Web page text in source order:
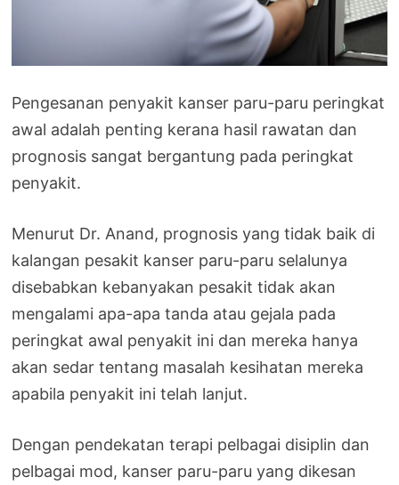
Pengesanan penyakit kanser paru-paru peringkat
awal adalah penting kerana hasil rawatan dan
prognosis sangat bergantung pada peringkat
penyakit.
Menurut Dr. Anand, prognosis yang tidak baik di
kalangan pesakit kanser paru-paru selalunya
disebabkan kebanyakan pesakit tidak akan
mengalami apa-apa tanda atau gejala pada
peringkat awal penyakit ini dan mereka hanya
akan sedar tentang masalah kesihatan mereka
apabila penyakit ini telah lanjut.
Dengan pendekatan terapi pelbagai disiplin dan
pelbagai mod, kanser paru-paru yang dikesan